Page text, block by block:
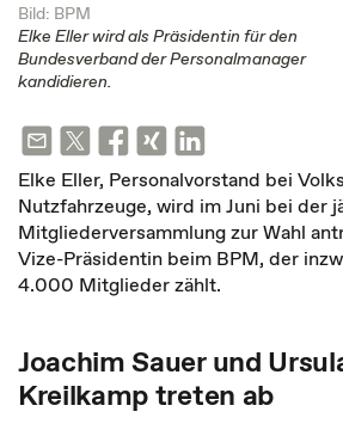
Bild: BPM
Elke Eller wird als Präsidentin für den
Bundesverband der Personalmanager
kandidieren.
Elke Eller, Personalvorstand bei
Nutzfahrzeuge, wird im Juni bei der
Mitgliederversammlung zur Wahl
Vize-Präsidentin beim BPM, der
4.000 Mitglieder zählt.
Joachim Sauer und
Kreilkamp treten ab